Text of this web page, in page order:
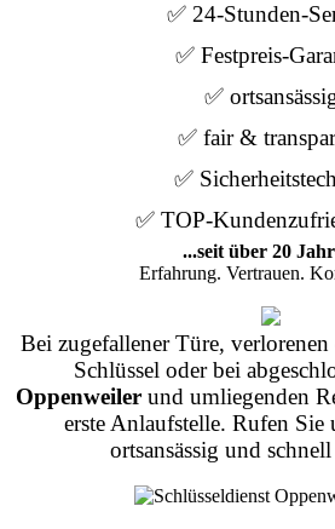
✅ 24-Stunden-
✅ Festpreis-
✅
✅ fair &
✅
✅ TOP-
...seit über 20
Erfahrung. Vertrauen.
Bei zugefallener Türe, verlorenen
Schlüssel oder bei
Oppenweilerund umliegenden
erste Anlaufstelle. Rufen Sie
ortsansässig und